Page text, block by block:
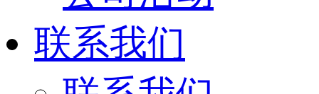
联系我们